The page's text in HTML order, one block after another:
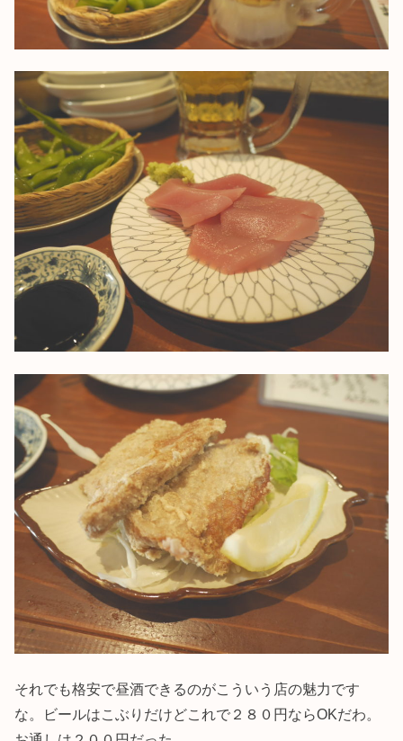
それでも格安で昼酒できるのがこういう店の魅力です
な。ビールはこぶりだけどこれで２８０円ならOKだわ。